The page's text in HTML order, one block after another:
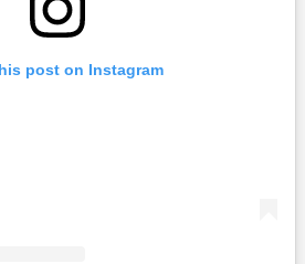
post on Instagram